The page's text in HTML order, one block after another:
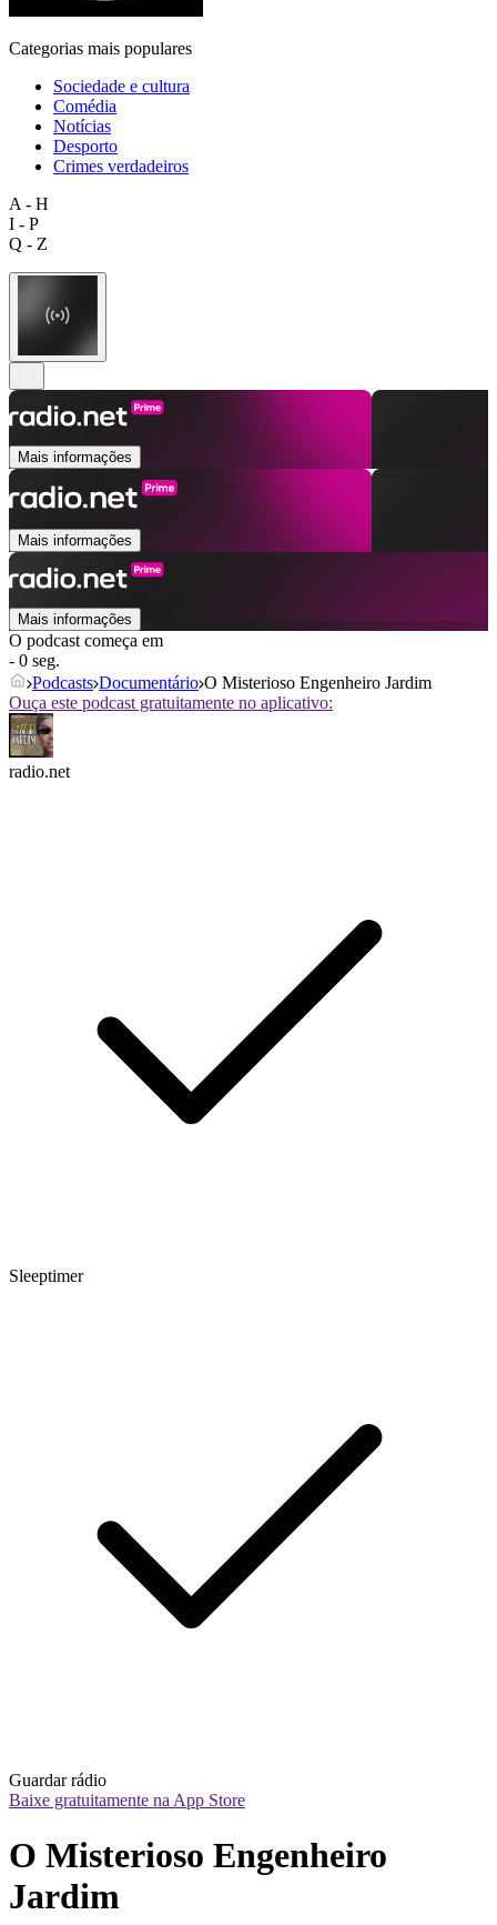
Categorias mais populares
Sociedade e cultura
Comédia
Notícias
Desporto
Crimes verdadeiros
A - H
I - P
Q - Z
Mais informações
Mais informações
Mais informações
O podcast começa em
- 0 seg.
Podcasts Documentário O Misterioso Engenheiro Jardim
Ouça este podcast gratuitamente no aplicativo:
radio.net
Sleeptimer
Guardar rádio
Baixe gratuitamente na App Store
O Misterioso Engenheiro
Jardim